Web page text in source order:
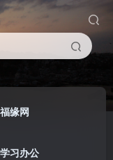
福缘网
学习办公